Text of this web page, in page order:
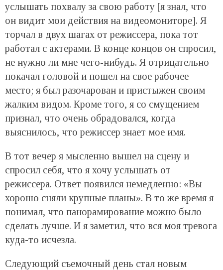
услышать похвалу за свою работу [я знал, что
он видит мои действия на видеомониторе]. Я
торчал в двух шагах от режиссера, пока тот
работал с актерами. В конце концов он спросил,
не нужно ли мне чего-нибудь. Я отрицательно
покачал головой и пошел на свое рабочее
место; я был разочарован и пристыжен своим
жалким видом. Кроме того, я со смущением
признал, что очень обрадовался, когда
выяснилось, что режиссер знает мое имя.
В тот вечер я мысленно вышел на сцену и
спросил себя, что я хочу услышать от
режиссера. Ответ появился немедленно: «Вы
хорошо сняли крупные планы». В то же время я
понимал, что панорамирование можно было
сделать лучше. И я заметил, что вся моя тревога
куда-то исчезла.
Следующий съемочный день стал новым